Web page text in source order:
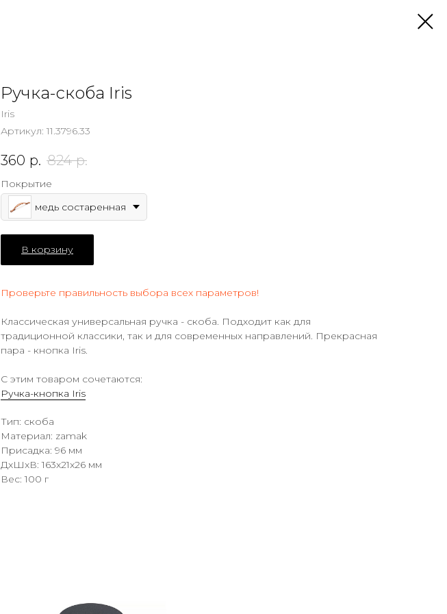
Ручка-скоба Iris
Iris
Артикул: 11.3796.33
360 р. 824 р.
Покрытие
медь состаренная
В корзину
Проверьте правильность выбора всех параметров!
Классическая универсальная ручка - скоба. Подходит как для
традиционной классики, так и для современных направлений. Прекрасная
пара - кнопка Iris.
С этим товаром сочетаются:
Ручка-кнопка Iris
Тип: скоба
Материал: zamak
Присадка: 96 мм
ДxШxВ: 163x21x26 мм
Вес: 100 г